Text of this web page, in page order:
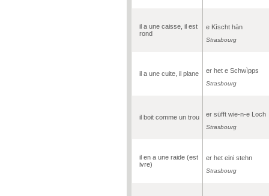
il a une caisse, il est
rond
e Kìscht hàn
Strasbourg
il a une cuite, il plane er het e Schwìpps
Strasbourg
il boit comme un trou er süfft wie-n-e Loch
Strasbourg
il en a une raide (est
ivre)
er het eini stehn
Strasbourg